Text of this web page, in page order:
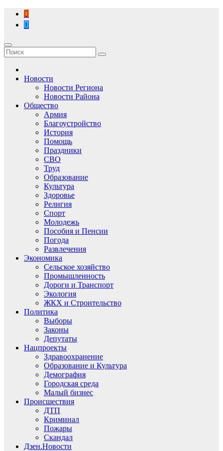
Перейти
содержимому
Новости
Новости Региона
Новости Района
Общество
Армия
Благоустройство
История
Помощь
Праздники
СВО
Труд
Образование
Культура
Здоровье
Религия
Спорт
Молодежь
Пособия и Пенсии
Погода
Развлечения
Экономика
Сельское хозяйство
Промышленность
Дороги и Транспорт
Экология
ЖКХ и Строительство
Политика
Выборы
Законы
Депутаты
Нацпроекты
Здравоохранение
Образование и Культура
Демография
Городская среда
Малый бизнес
Происшествия
ДТП
Криминал
Пожары
Скандал
Дзен.Новости